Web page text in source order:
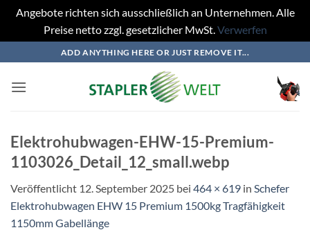
Angebote richten sich ausschließlich an Unternehmen. Alle
Preise netto zzgl. gesetzlicher MwSt.Verwerfen
Inhalt
springen
ADD ANYTHING HERE OR JUST REMOVE IT...
Elektrohubwagen-EHW-15-Premium-
1103026_Detail_12_small.webp
Veröffentlicht 12. September 2025 bei 464 × 619 in Schefer
Elektrohubwagen EHW 15 Premium 1500kg Tragfähigkeit
1150mm Gabellänge